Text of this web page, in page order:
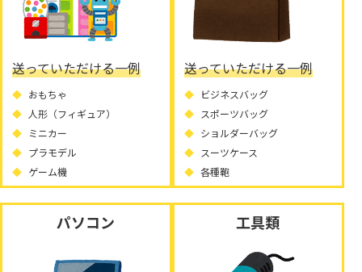
送っていただける一例
おもちゃ
人形（フィギュア）
ミニカー
プラモデル
ゲーム機
送っていただける一例
ビジネスバッグ
スポーツバッグ
ショルダーバッグ
スーツケース
各種鞄
パソコン 工具類